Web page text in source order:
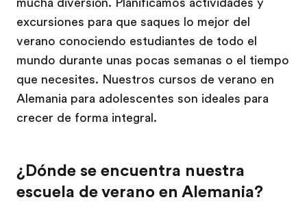
excursiones para que saques lo mejor del
verano conociendo estudiantes de todo el
mundo durante unas pocas semanas o el tiempo
que necesites. Nuestros cursos de verano en
Alemania para adolescentes son ideales para
crecer de forma integral.
¿Dónde se encuentra nuestra
escuela de verano en Alemania?